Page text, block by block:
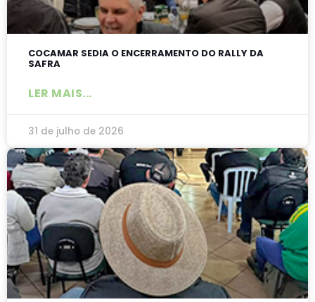
COCAMAR SEDIA O ENCERRAMENTO DO RALLY DA
SAFRA
LER MAIS...
31 de julho de 2026